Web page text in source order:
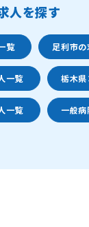
人を探す
覧 足利市
一覧 栃木
一覧 一般